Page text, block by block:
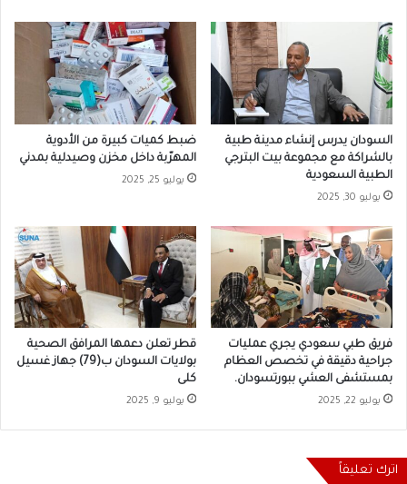
السودان يدرس إنشاء مدينة طبية
بالشراكة مع مجموعة بيت البترجي
الطبية السعودية
يوليو 30, 2025
ضبط كميات كبيرة من الأدوية
المهرّبة داخل مخزن وصيدلية بمدني
يوليو 25, 2025
فريق طبي سعودي يجري عمليات
جراحية دقيقة في تخصص العظام
بمستشفى العشي ببورتسودان.
يوليو 22, 2025
قطر تعلن دعمها المرافق الصحية
بولايات السودان ب(79) جهاز غسيل
كلى
يوليو 9, 2025
اترك تعليقاً